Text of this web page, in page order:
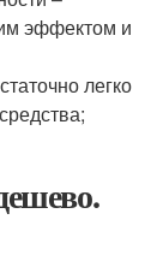
эффектом и
легко